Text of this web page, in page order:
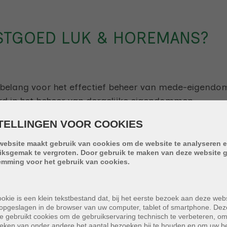
LUK & HOREMANS?
voor het effectief beheer van mede-
in het beheer van dergelijke eigendommen.
EN EXPERTISE
heeft
in het
en uitdagingen die gepaard gaan met het
problemen snel en efficiënt op te lossen.
VOOR COOKIES
maakt gebruik van cookies om de website te analyseren
te vergroten. Door gebruik te maken van deze website
voor het gebruik van cookies.
is een klein tekstbestand dat, bij het eerste bezoek aan deze
in de browser van uw computer, tablet of smartphone.
gebruikt cookies om de gebruikservaring technisch te verbeteren, om